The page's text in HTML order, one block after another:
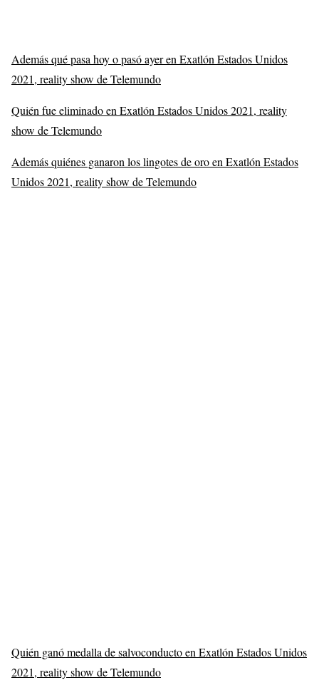
Además qué pasa hoy o pasó ayer en Exatlón Estados Unidos
2021, reality show de Telemundo
Quién fue eliminado en Exatlón Estados Unidos 2021, reality
show de Telemundo
Además quiénes ganaron los lingotes de oro en Exatlón Estados
Unidos 2021, reality show de Telemundo
Quién ganó medalla de salvoconducto en Exatlón Estados Unidos
2021, reality show de Telemundo